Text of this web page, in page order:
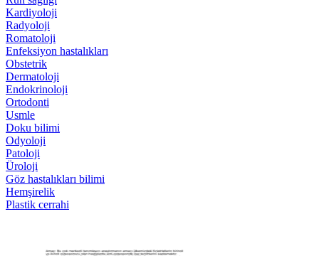
Kardiyoloji
Radyoloji
Romatoloji
Enfeksiyon hastalıkları
Obstetrik
Dermatoloji
Endokrinoloji
Ortodonti
Usmle
Doku bilimi
Odyoloji
Patoloji
Üroloji
Göz hastalıkları bilimi
Hemşirelik
Plastik cerrahi